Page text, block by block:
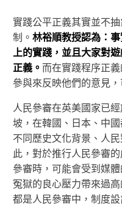
實踐公平正義其實並不
制。 林裕順教授認為：
上的實踐，並且大家對
正義。 而在實踐程序正
參與來反映他們的意見
人民參審在英美國家已
坡，在韓國、日本、中
不同歷史文化背景、人
此，對於推行人民參審
參審時，可能會受到媒
冤獄的良心壓力帶來過
都是人民參審中，制度